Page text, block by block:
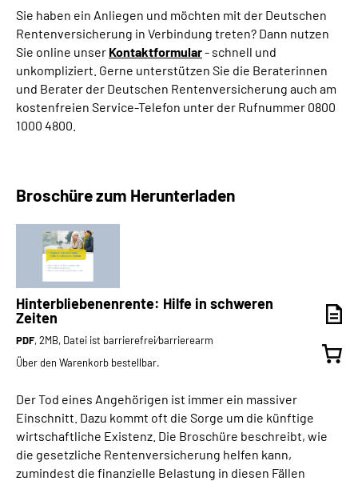
Sie haben ein Anliegen und möchten mit der Deutschen
Rentenversicherung in Verbindung treten? Dann nutzen
Sie online unser Kontaktformular- schnell und
unkompliziert. Gerne unterstützen Sie die Beraterinnen
und Berater der Deutschen Rentenversicherung auch am
kostenfreien Service-Telefon unter der Rufnummer 0800
1000 4800.
Broschüre zum Herunterladen
Hinterbliebenenrente: Hilfe in schweren
Zeiten
PDF, 2MB, Datei ist barrierefrei⁄barrierearm
Über den Warenkorb bestellbar.
Der Tod eines Angehörigen ist immer ein massiver
Einschnitt. Dazu kommt oft die Sorge um die künftige
wirtschaftliche Existenz. Die Broschüre beschreibt, wie
die gesetzliche Rentenversicherung helfen kann,
zumindest die finanzielle Belastung in diesen Fällen